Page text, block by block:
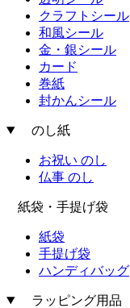
クラフトシール
和風シール
金・銀シール
カード
巻紙
封かんシール
のし紙
お祝い のし
仏事 のし
紙袋・手提げ袋
紙袋
手提げ袋
ハンディバッグ
ラッピング用品